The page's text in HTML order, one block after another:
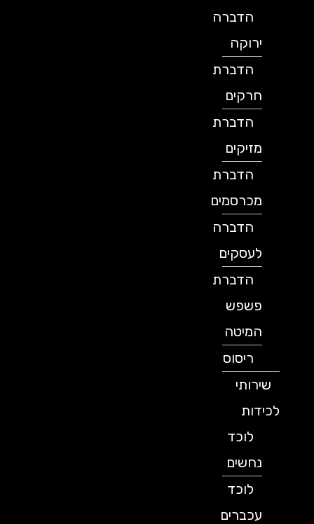
הדברה
ירוקה
הדברת
חרקים
הדברת
מזיקים
הדברת
מכרסמים
הדברה
לעסקים
הדברת
פשפש
המיטה
ריסוס
שירותי
לכידות
לוכד
נחשים
לוכד
עכברים